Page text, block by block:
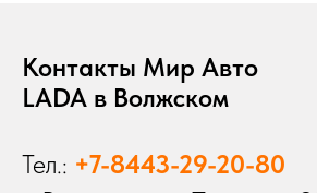
Контакты Мир Авто
LADA в Волжском
Тел.: +7-8443-29-20-80